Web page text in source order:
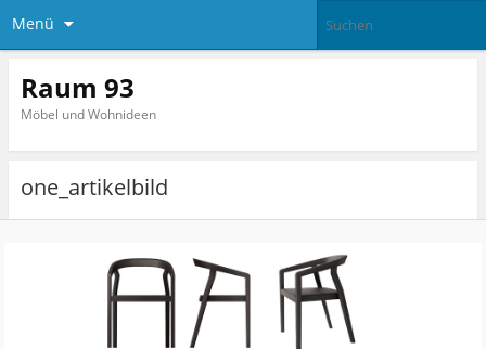
Menü
Raum 93
Möbel und Wohnideen
one_artikelbild